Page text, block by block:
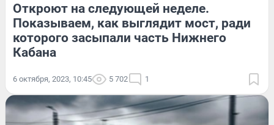
Откроют на следующей неделе.
Показываем, как выглядит мост, ради
которого засыпали часть Нижнего
Кабана
6 октября, 2023, 10:45 5 702 1